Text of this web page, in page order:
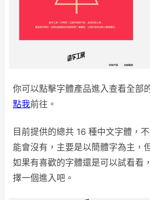
你可以點擊字體產品進入查看全部
點我前往。
目前提供的總共 16 種中文字體，
能會沒有，主要是以簡體字為主，
如果有喜歡的字體還是可以試看看
擇一個進入吧。